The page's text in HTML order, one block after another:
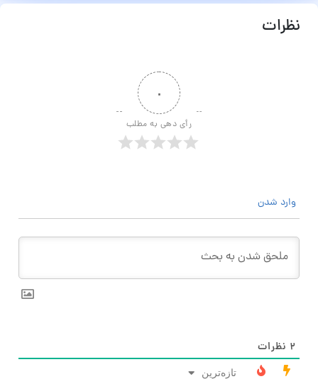
نظرات
۰
رأی دهی به مطلب
وارد شدن
۲ نظرات
تازه‌ترین